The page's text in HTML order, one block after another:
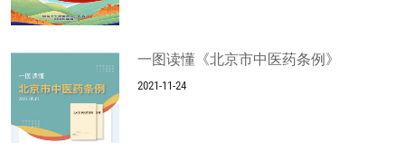
一图读懂《北京市中医药条例》
2021-11-24